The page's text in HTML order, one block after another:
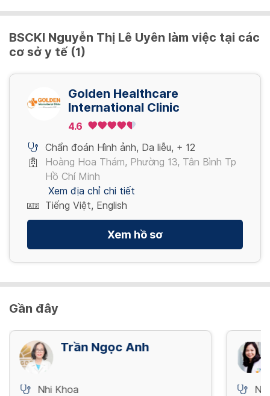
patch surgery <5cm2
2,000,000 VND
Xem thêm
BSCKI Nguyễn Thị Lê Uyên làm việc tại các
cơ sở y tế (1)
Golden Healthcare
International Clinic
4.6
Chẩn đoán Hình ảnh, Da liễu, + 12
Hoàng Hoa Thám, Phường 13, Tân Bình Tp
Hồ Chí Minh
Xem địa chỉ chi tiết
Tiếng Việt, English
Xem hồ sơ
Gần đây
Trần Ngọc Anh
Nhi Khoa